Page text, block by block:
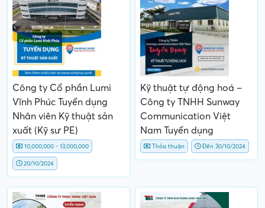
Công ty Cổ phần Lumi
Vĩnh Phúc Tuyển dụng
Nhân viên Kỹ thuật sản
xuất (Kỹ sư PE)
10,000,000 - 13,000,000
20/10/2024
Kỹ thuật tự động hoá –
Công ty TNHH Sunway
Communication Việt
Nam Tuyển dụng
Thỏa thuận Đến 30/10/2024